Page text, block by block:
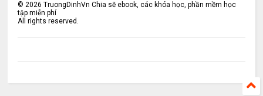
©2026 TruongDinhVn Chia sẽ ebook, các khóa học, phần mềm học
tập miễn phí
All rights reserved.